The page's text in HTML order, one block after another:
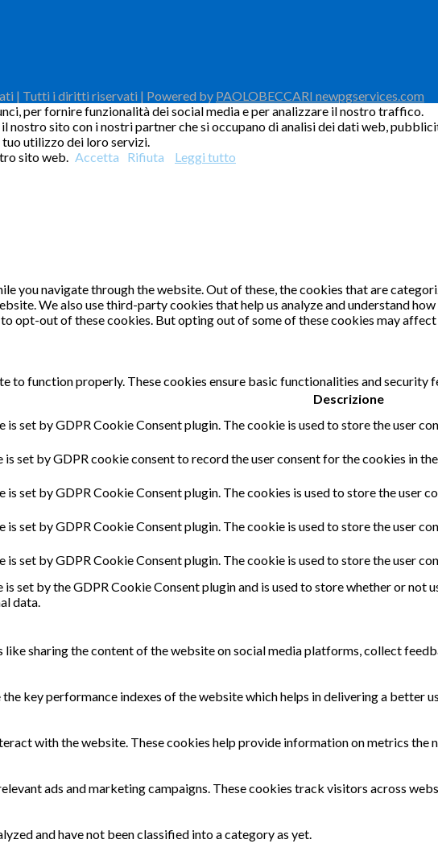
| Tutti i diritti riservati | Powered by PAOLOBECCARI newpgservices.com
per fornire funzionalità dei social media e per analizzare il nostro traffico.
sito con i nostri partner che si occupano di analisi dei dati web,
utilizzo dei loro servizi.
sito web. Accetta Rifiuta
Leggi tutto
you navigate through the website. Out of these, the cookies that are
We also use third-party cookies that help us analyze and understand
opt-out of these cookies. But opting out of some of these cookies may
to function properly. These cookies ensure basic functionalities and security
Descrizione
is set by GDPR Cookie Consent plugin. The cookie is used to store the user
is set by GDPR cookie consent to record the user consent for the cookies in
is set by GDPR Cookie Consent plugin. The cookies is used to store the user
is set by GDPR Cookie Consent plugin. The cookie is used to store the user
is set by GDPR Cookie Consent plugin. The cookie is used to store the user
is set by the GDPR Cookie Consent plugin and is used to store whether or not
data.
sharing the content of the website on social media platforms, collect
key performance indexes of the website which helps in delivering a better
with the website. These cookies help provide information on metrics the
ads and marketing campaigns. These cookies track visitors across
and have not been classified into a category as yet.